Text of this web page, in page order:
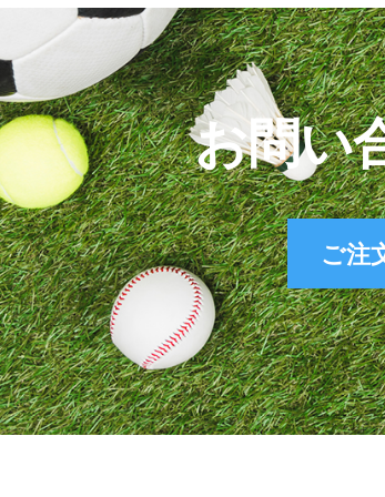
お問い
ご注